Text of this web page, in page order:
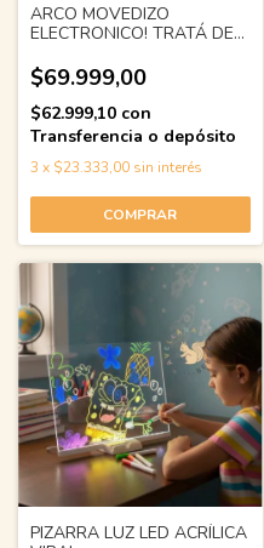
ARCO MOVEDIZO
ELECTRONICO! TRATÁ DE
$69.999,00
$62.999,10 con
Transferencia o depósito
3 x $23.333,00 sin interés
PIZARRA LUZ LED ACRÍLICA